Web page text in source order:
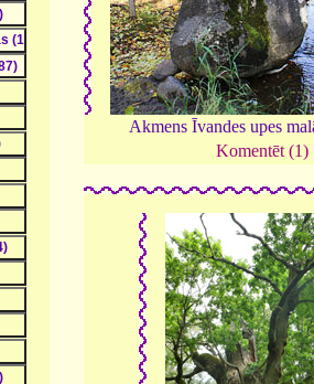
Akmens Īvandes upes
Komentēt (1)